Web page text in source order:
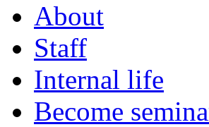
About
Staff
Internal life
Become